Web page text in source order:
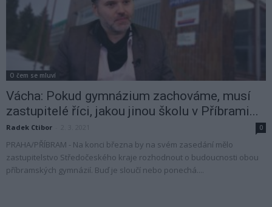
O čem se mluví
Vácha: Pokud gymnázium zachováme, musí
zastupitelé říci, jakou jinou školu v Příbrami...
Radek Ctibor 0
PRAHA/PŘÍBRAM - Na konci března by na svém zasedání mělo
zastupitelstvo Středočeského kraje rozhodnout o budoucnosti obou
příbramských gymnázií. Buď je sloučí nebo ponechá....